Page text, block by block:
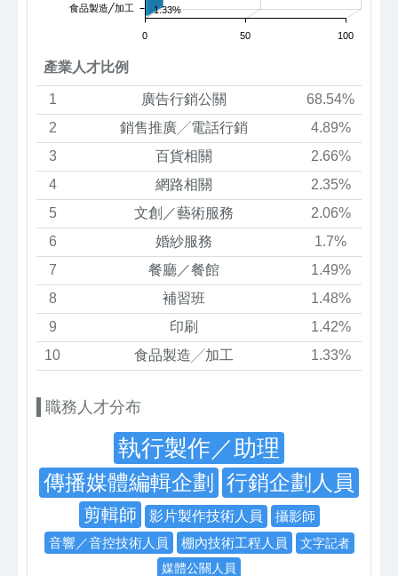
食品製造╱加工
0 50 100
1.33%
產業人才比例
1 廣告行銷公關
68.54%
2
銷售推廣╱電話行銷
4.89%
3
百貨相關
2.66%
4
網路相關
2.35%
5
文創／藝術服務
2.06%
6
婚紗服務
1.7%
7
餐廳／餐館
1.49%
8
補習班
1.48%
9
印刷
1.42%
10
食品製造╱加工 1.33%
職務人才分布
執行製作／助理
傳播媒體編輯企劃 行銷企劃人員
剪輯師 影片製作技術人員
攝影師
音響／音控技術人員
棚內技術工程人員
文字記者
媒體公關人員